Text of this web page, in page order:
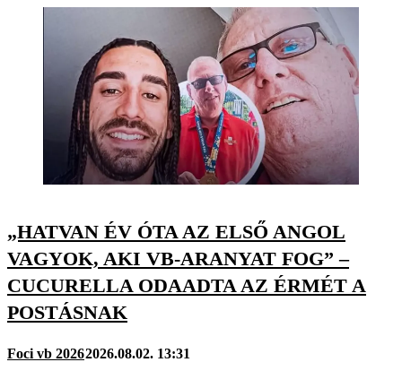
„HATVAN ÉV ÓTA AZ ELSŐ ANGOL
VAGYOK, AKI VB-ARANYAT FOG” –
CUCURELLA ODAADTA AZ ÉRMÉT A
POSTÁSNAK
Foci vb 20262026.08.02. 13:31